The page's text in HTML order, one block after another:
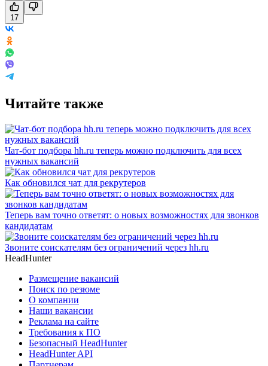
17
Читайте также
Чат-бот подбора hh.ru теперь можно подключить для всех
нужных вакансий
Как обновился чат для рекрутеров
Теперь вам точно ответят: о новых возможностях для звонков
кандидатам
Звоните соискателям без ограничений через hh.ru
HeadHunter
Размещение вакансий
Поиск по резюме
О компании
Наши вакансии
Реклама на сайте
Требования к ПО
Безопасный HeadHunter
HeadHunter API